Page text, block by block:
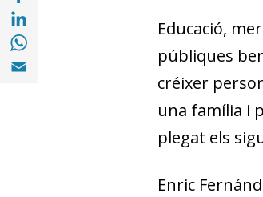
Compartir a with Whatsapp
Compartir a Email (opens in
Educació,
públiques
créixer
una família i
plegat els
Enric